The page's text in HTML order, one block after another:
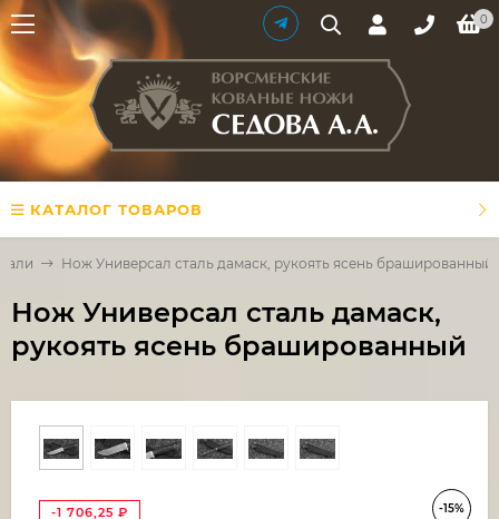
0
КАТАЛОГ ТОВАРОВ
Нож Универсал сталь дамаск, рукоять ясень брашированный
Нож Универсал сталь дамаск,
рукоять ясень брашированный
-15%
-1 706,25 ₽